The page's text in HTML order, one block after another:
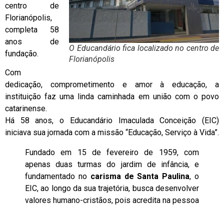
O Educandário fica localizado no centro de
Florianópolis
centro de
Florianópolis,
completa 58
anos de
fundação.
Com
dedicação, comprometimento e amor à educação, a
instituição faz uma linda caminhada em união com o povo
catarinense.
Há 58 anos, o Educandário Imaculada Conceição (EIC)
iniciava sua jornada com a missão “Educação, Serviço à Vida”.
Fundado em 15 de fevereiro de 1959, com
apenas duas turmas do jardim de infância, e
fundamentado no carisma de Santa Paulina, o
EIC, ao longo da sua trajetória, busca desenvolver
valores humano-cristãos, pois acredita na pessoa